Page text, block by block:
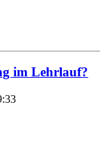
im Lehrlauf?